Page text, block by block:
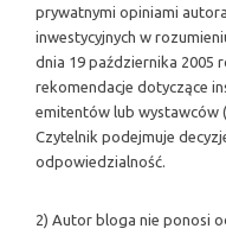
prywatnymi opiniami
inwestycyjnych w
dnia 19 października 2005
rekomendacje dotyczące
emitentów lub wystawców
Czytelnik podejmuje
odpowiedzialność.
2) Autor bloga nie ponosi